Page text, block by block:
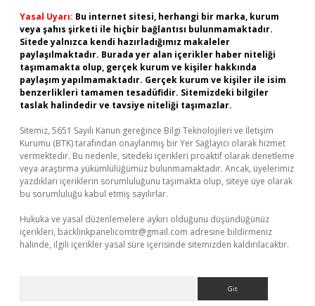
Yasal Uyarı: Bu internet sitesi, herhangi bir marka, kurum
veya şahıs şirketi ile hiçbir bağlantısı bulunmamaktadır.
Sitede yalnızca kendi hazırladığımız makaleler
paylaşılmaktadır. Burada yer alan içerikler haber niteliği
taşımamakta olup, gerçek kurum ve kişiler hakkında
paylaşım yapılmamaktadır. Gerçek kurum ve kişiler ile isim
benzerlikleri tamamen tesadüfidir. Sitemizdeki bilgiler
taslak halindedir ve tavsiye niteliği taşımazlar.
Sitemiz, 5651 Sayılı Kanun gereğince Bilgi Teknolojileri ve İletişim
Kurumu (BTK) tarafından onaylanmış bir Yer Sağlayıcı olarak hizmet
vermektedir. Bu nedenle, sitedeki içerikleri proaktif olarak denetleme
veya araştırma yükümlülüğümüz bulunmamaktadır. Ancak, üyelerimiz
yazdıkları içeriklerin sorumluluğunu taşımakta olup, siteye üye olarak
bu sorumluluğu kabul etmiş sayılırlar.
Hukuka ve yasal düzenlemelere aykırı olduğunu düşündüğünüz
içerikleri, backlinkpanelicomtr@gmail.com adresine bildirmeniz
halinde, ilgili içerikler yasal süre içerisinde sitemizden kaldırılacaktır.